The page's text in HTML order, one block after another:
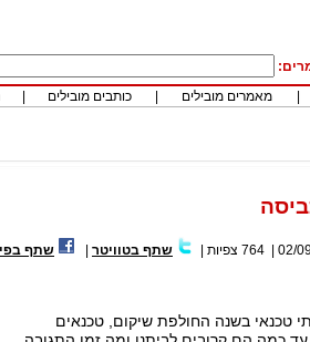
מאמרים מובילים כותבים מובילים
02/
764 צפיות שתף בטוויטר שתף
טכנאי בשנה החולפת שיקום, טכנאים